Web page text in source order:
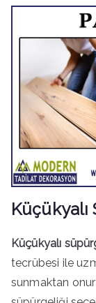
Küçükyalı
tecrübesi ile
sunmaktan